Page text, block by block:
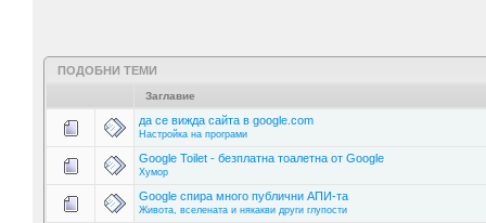
ПОДОБНИ ТЕМИ
Заглавие
да се вижда сайта в google.com
Настройка на програми
Google Toilet - безплатна тоалетна от Google
Хумор
Google спира много публични АПИ-та
Живота, вселената и някакви други глупости